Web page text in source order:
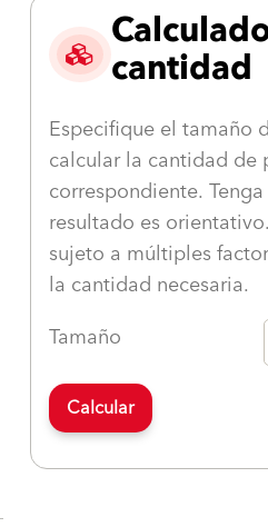
cantidad
Especifique el tamaño
calcular la cantidad de
correspondiente.
resultado es
sujeto a múltiples
la cantidad necesaria.
Tamaño
Calcular